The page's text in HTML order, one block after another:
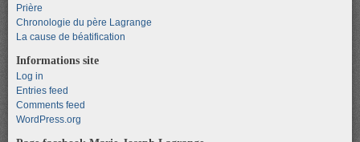
Prière
Chronologie du père Lagrange
La cause de béatification
Informations site
Log in
Entries feed
Comments feed
WordPress.org